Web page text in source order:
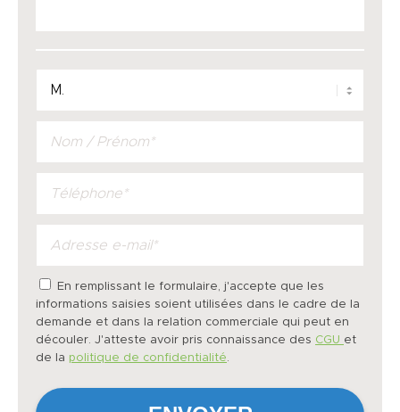
En remplissant le formulaire, j'accepte que les
informations saisies soient utilisées dans le cadre de la
demande et dans la relation commerciale qui peut en
découler. J'atteste avoir pris connaissance des CGU et
de la politique de confidentialité.